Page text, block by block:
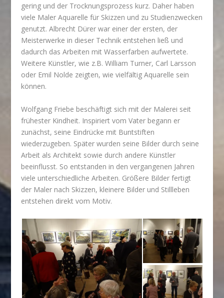
gering und der Trocknungsprozess kurz. Daher haben
viele Maler Aquarelle für Skizzen und zu Studienzwecken
genutzt. Albrecht Dürer war einer der ersten, der
Meisterwerke in dieser Technik entstehen ließ und
dadurch das Arbeiten mit Wasserfarben aufwertete.
Weitere Künstler, wie z.B. William Turner, Carl Larsson
oder Emil Nolde zeigten, wie vielfältig Aquarelle sein
können.
Wolfgang Friebe beschäftigt sich mit der Malerei seit
frühester Kindheit. Inspiriert vom Vater begann er
zunächst, seine Eindrücke mit Buntstiften
wiederzugeben. Später wurden seine Bilder durch seine
Arbeit als Architekt sowie durch andere Künstler
beeinflusst. So entstanden in den vergangenen Jahren
viele unterschiedliche Arbeiten. Größere Bilder fertigt
der Maler nach Skizzen, kleinere Bilder und Stillleben
entstehen direkt vom Motiv.